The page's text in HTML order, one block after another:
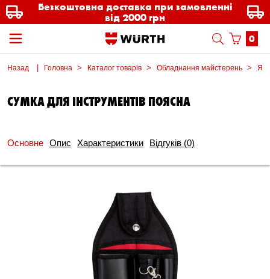
Безкоштовна доставка при замовленні
від 2000 грн
0
Назад Головна Каталог товарів Обладнання майстерень
СУМКА ДЛЯ ІНСТРУМЕНТІВ ПОЯСНА
Основне Опис Характеристики Відгуків (0)